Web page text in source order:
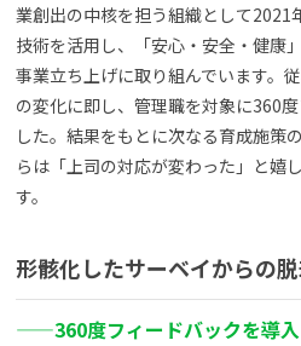
業創出の中核を担う組織として2021
技術を活用し、「安心・安全・健康
事業立ち上げに取り組んでいます。
の変化に即し、管理職を対象に360
した。結果をもとに次なる育成施策
らは「上司の対応が変わった」と嬉
す。
形骸化したサーベイからの
——360度フィードバックを導